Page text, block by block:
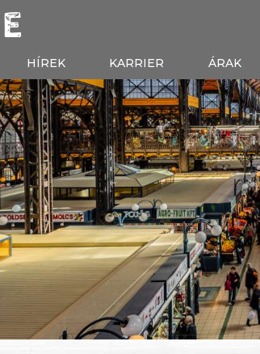
HÍREK KARRIER ÁRAK